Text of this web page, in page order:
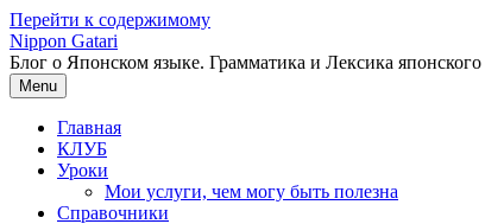
Перейти к содержимому
Nippon Gatari
Блог о Японском языке. Грамматика и Лексика японского
Menu
Главная
КЛУБ
Уроки
Мои услуги, чем могу быть полезна
Справочники